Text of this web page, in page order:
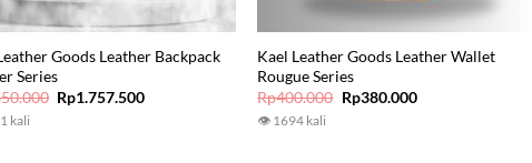
Goods Leather Backpack
Series
Original
price
Rp1.757.500Current
kali
Kael Leather Goods Leather Wallet
Rougue Series
Rp400.000 Original
price
Rp380.000Current
👁 1694 kali